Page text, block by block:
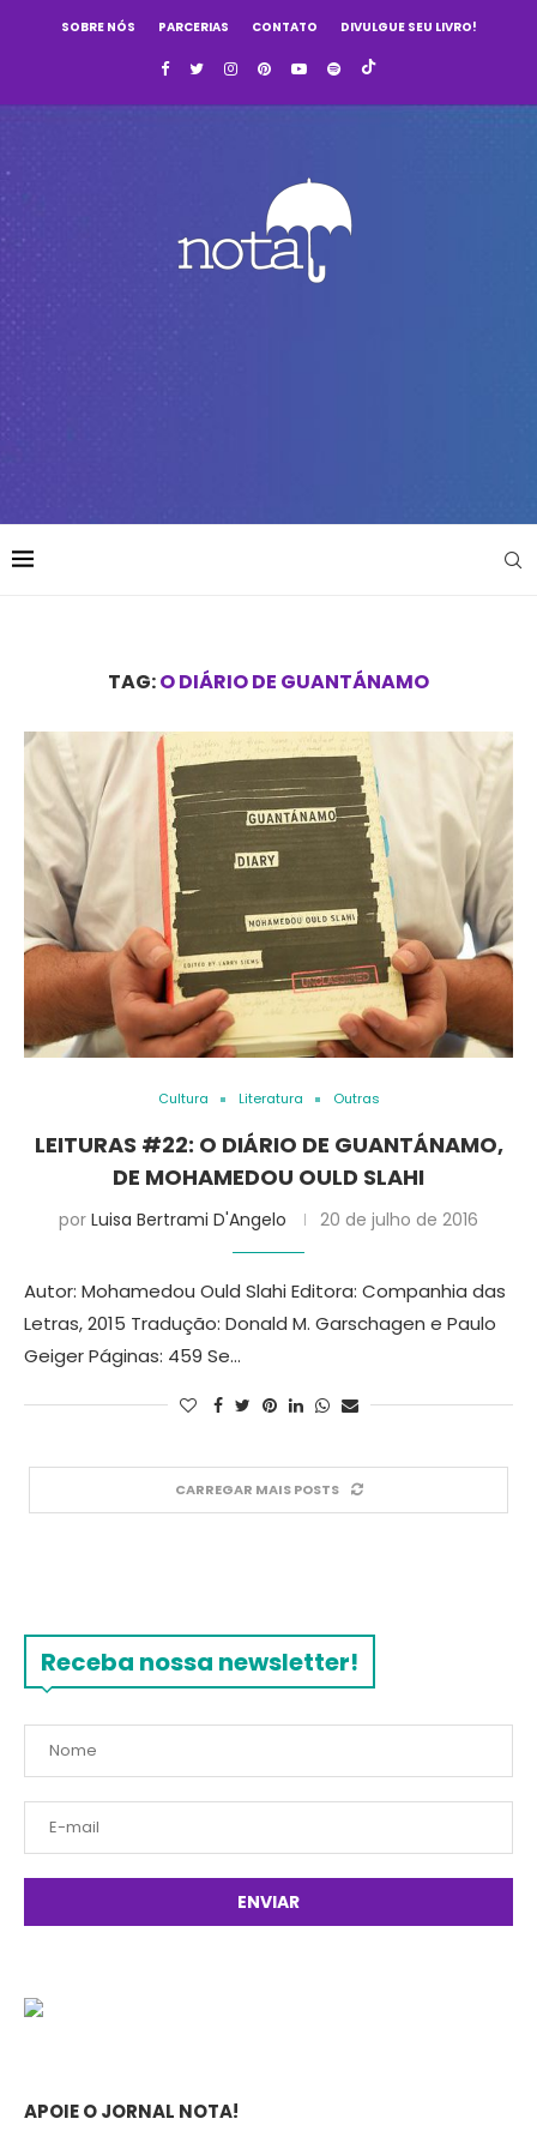
SOBRE NÓS PARCERIAS CONTATO DIVULGUE SEU LIVRO!
TAG:O DIÁRIO DE GUANTÁNAMO
Cultura Literatura Outras
LEITURAS #22: O DIÁRIO DE GUANTÁNAMO,
DE MOHAMEDOU OULD SLAHI
por Luisa Bertrami D'Angelo 20 de julho de 2016
Autor: Mohamedou Ould Slahi Editora: Companhia das
Letras, 2015 Tradução: Donald M. Garschagen e Paulo
Geiger Páginas: 459 Se…
CARREGAR MAIS POSTS
Receba nossa newsletter!
APOIE O JORNAL NOTA!